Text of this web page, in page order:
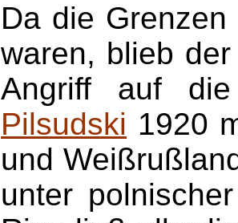
Da die
waren, blieb
Angriff auf
Pilsudski 1920
und
unter